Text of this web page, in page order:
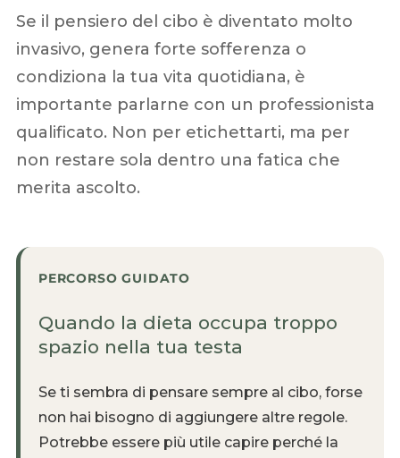
Se il pensiero del cibo è diventato molto
invasivo, genera forte sofferenza o
condiziona la tua vita quotidiana, è
importante parlarne con un professionista
qualificato. Non per etichettarti, ma per
non restare sola dentro una fatica che
merita ascolto.
PERCORSO GUIDATO
Quando la dieta occupa troppo
spazio nella tua testa
Se ti sembra di pensare sempre al cibo, forse
non hai bisogno di aggiungere altre regole.
Potrebbe essere più utile capire perché la